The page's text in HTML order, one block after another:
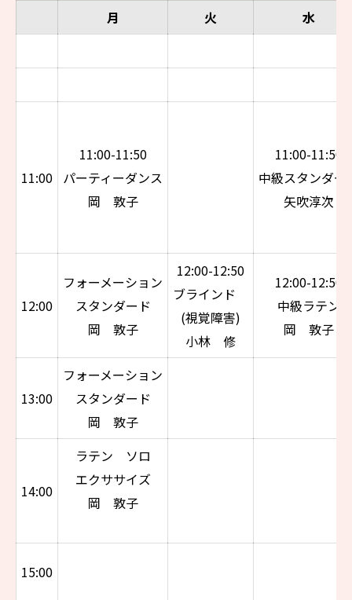
月 火 水
11:00
11:00-11:50
パーティーダンス
岡 敦子
11:00-11:50
中級スタンダー
矢吹淳次
12:00
フォーメーション
スタンダード
岡 敦子
12:00-12:50
ブラインド
(視覚障害)
小林 修
12:00-12:50
中級ラテン
岡 敦子
13:00
フォーメーション
スタンダード
岡 敦子
14:00
ラテン ソロ
エクササイズ
岡 敦子
15:00